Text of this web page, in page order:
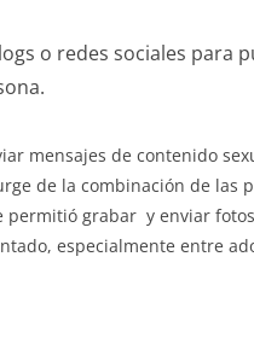
o redes sociales para
mensajes de contenido
de la combinación de las
permitió grabar y enviar
especialmente entre